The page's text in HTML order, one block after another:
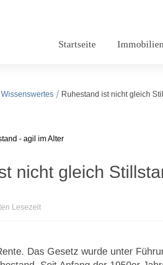
Startseite
Wissenswertes Ruhestand ist nicht gleich
nicht gleich
Lesezeit
Das Gesetz wurde unter